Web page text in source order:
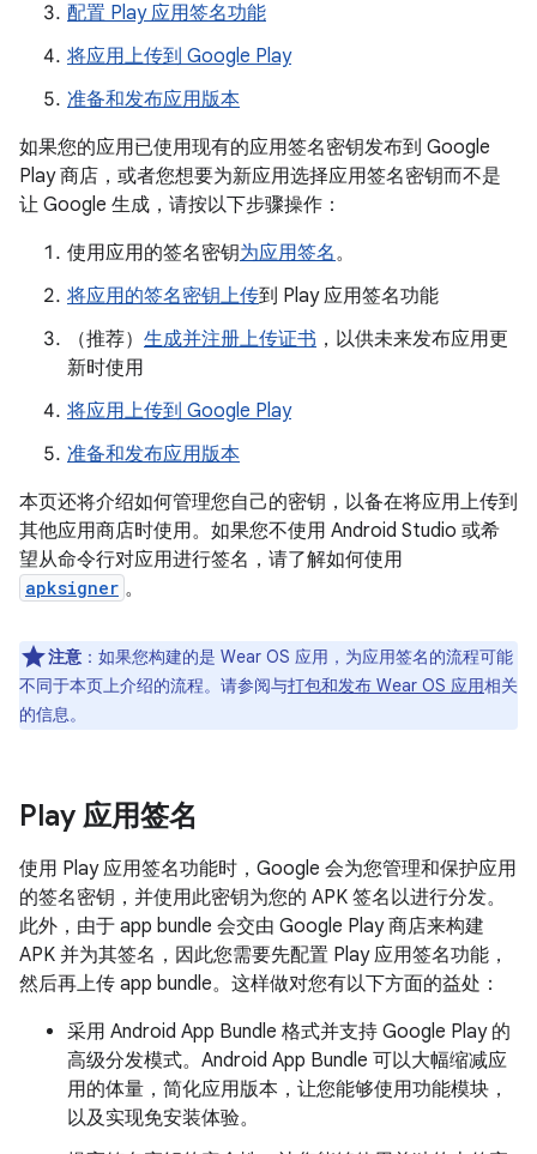
配置 Play 应用签名功能
将应用上传到 Google Play
准备和发布应用版本
如果您的应用已使用现有的应用签名密钥发布到 Google
Play 商店，或者您想要为新应用选择应用签名密钥而不是
让 Google 生成，请按以下步骤操作：
使用应用的签名密钥为应用签名。
将应用的签名密钥上传到 Play 应用签名功能
（推荐） 生成并注册上传证书 ，以供未来发布应用更
新时使用
将应用上传到 Google Play
准备和发布应用版本
本页还将介绍如何管理您自己的密钥，以备在将应用上传到
其他应用商店时使用。如果您不使用 Android Studio 或希
望从命令行对应用进行签名，请了解如何使用
apksigner 。
注意 ：如果您构建的是 Wear OS 应用，为应用签名的流程可能
不同于本页上介绍的流程。请参阅与打包和发布 Wear OS 应用相关
的信息。
Play 应用签名
使用 Play 应用签名功能时，Google 会为您管理和保护应用
的签名密钥，并使用此密钥为您的 APK 签名以进行分发。
此外，由于 app bundle 会交由 Google Play 商店来构建
APK 并为其签名，因此您需要先配置 Play 应用签名功能，
然后再上传 app bundle。这样做对您有以下方面的益处：
采用 Android App Bundle 格式并支持 Google Play 的
高级分发模式。Android App Bundle 可以大幅缩减应
用的体量，简化应用版本，让您能够使用功能模块，
以及实现免安装体验。